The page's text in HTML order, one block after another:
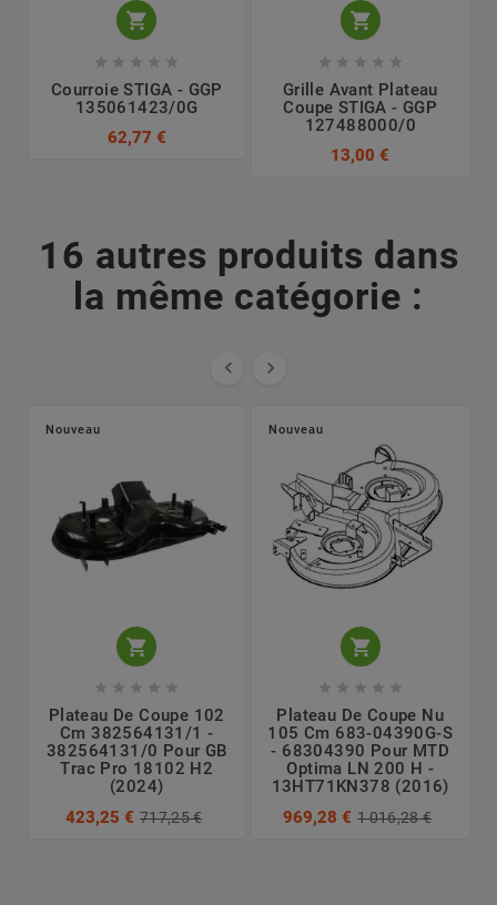

    
Courroie STIGA - GGP
135061423/0G
62,77 €

    
Grille Avant Plateau
Coupe STIGA - GGP
127488000/0
13,00 €
16 autres produits dans
la même catégorie :
 
Nouveau

    
Plateau De Coupe 102
Cm 382564131/1 -
382564131/0 Pour GB
Trac Pro 18102 H2
(2024)
423,25 € 717,25 €
Nouveau

    
Plateau De Coupe Nu
105 Cm 683-04390G-S
- 68304390 Pour MTD
Optima LN 200 H -
13HT71KN378 (2016)
969,28 € 1 016,28 €